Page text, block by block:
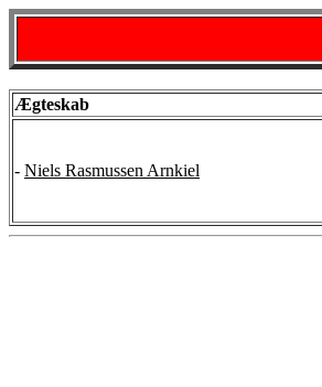
Ægteskab
- Niels Rasmussen Arnkiel